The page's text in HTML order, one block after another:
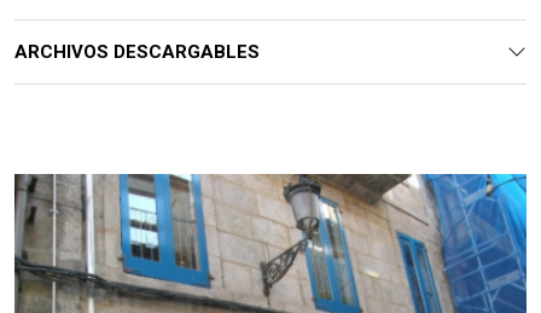
ARCHIVOS DESCARGABLES